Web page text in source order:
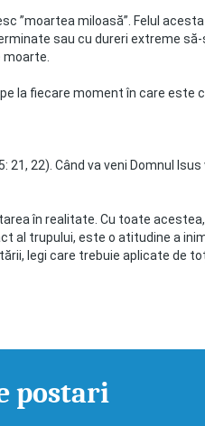
”moartea miloasă”. Felul
sau cu dureri extreme
la fiecare moment în care este
22). Când va veni Domnul
în realitate. Cu toate
al trupului, este o atitudine a
legi care trebuie aplicate de
postari